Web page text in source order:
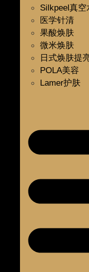
Silkpeel真
医学针清
果酸焕肤
微米焕肤
日式焕肤提
POLA美容
Lamer护肤